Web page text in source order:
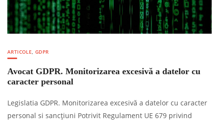
ARTICOLE,GDPR
Avocat GDPR. Monitorizarea excesivă a datelor cu
caracter personal
Legislatia GDPR. Monitorizarea excesivă a datelor cu caracter
personal si sancțiuni Potrivit Regulament UE 679 privind